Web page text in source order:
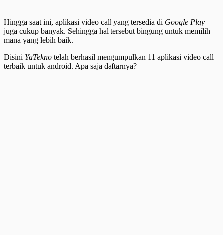
Hingga saat ini, aplikasi video call yang tersedia di Google Play
juga cukup banyak. Sehingga hal tersebut bingung untuk memilih
mana yang lebih baik.
Disini YaTekno telah berhasil mengumpulkan 11 aplikasi video call
terbaik untuk android. Apa saja daftarnya?